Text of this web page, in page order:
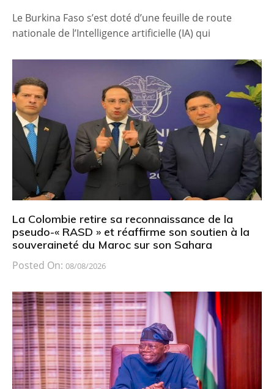
Le Burkina Faso s’est doté d’une feuille de route
nationale de l’Intelligence artificielle (IA) qui
La Colombie retire sa reconnaissance de la
pseudo-« RASD » et réaffirme son soutien à la
souveraineté du Maroc sur son Sahara
Posted On: 08/08/2026